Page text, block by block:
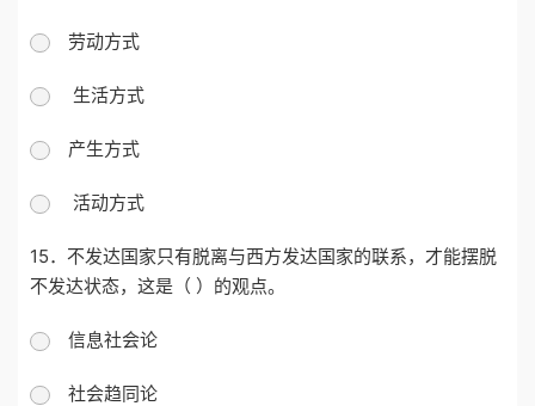
劳动方式
生活方式
产生方式
活动方式
15．不发达国家只有脱离与西方发达国家的联系，才能摆脱
不发达状态，这是（ ）的观点。
信息社会论
社会趋同论